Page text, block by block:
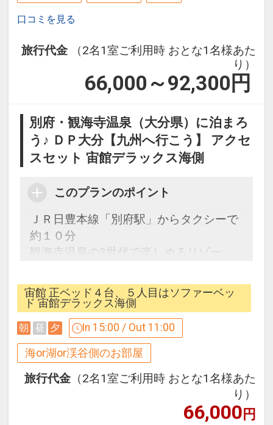
口コミを見る
旅行代金
（2名1室ご利用時 おとな1名様あた
り）
66,000～92,300 円
別府・観海寺温泉（大分県）に泊まろ
う♪ ＤＰ大分【九州へ行こう】 アクセ
スセット 宙館デラックス海側
このプランのポイント
ＪＲ日豊本線「別府駅」からタクシーで
約１０分
観海寺温泉の3世代で楽しめるリゾー
ント施設。別府湾と市街を見渡す広大な
温泉を存分にお楽しみください。
うれしいポイント
●宙湯、棚湯、アクアガーデン入場無料
※滞在中何度でもご利用いただけます。
※営業状況によりご利用いただけない場
宙館 正ベッド４台、５人目はソファーベッ
ド 宙館デラックス海側
朝 昼 夕 In 15:00 / Out 11:00
海or湖or渓谷側のお部屋
旅行代金 （2名1室ご利用時 おとな1名様あた
り）
66,000円